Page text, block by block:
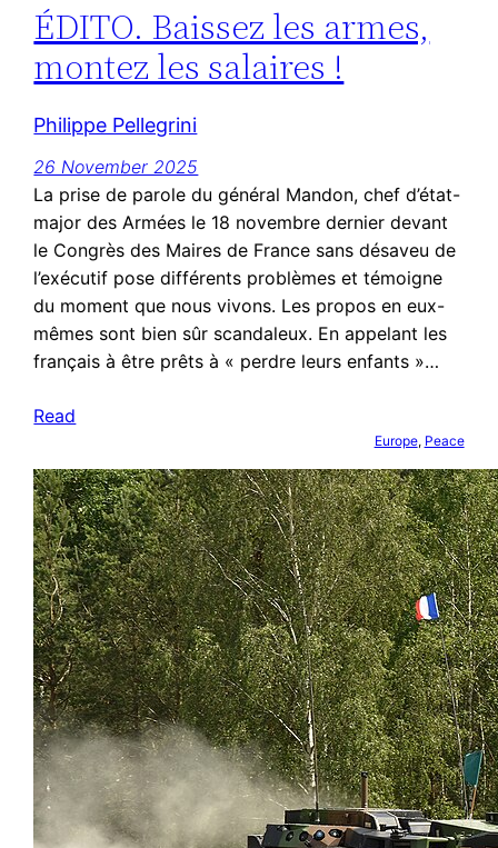
ÉDITO. Baissez les armes,
montez les salaires !
Philippe Pellegrini
26 November 2025
La prise de parole du général Mandon, chef d’état-
major des Armées le 18 novembre dernier devant
le Congrès des Maires de France sans désaveu de
l’exécutif pose différents problèmes et témoigne
du moment que nous vivons. Les propos en eux-
mêmes sont bien sûr scandaleux. En appelant les
français à être prêts à « perdre leurs enfants »…
Read
Europe, Peace